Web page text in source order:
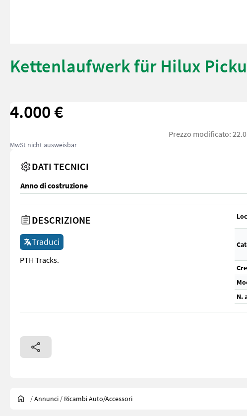
Kettenlaufwerk für Hilux
4.000 €
Prezzo modificato:
MwSt nicht ausweisbar
DATI TECNICI
Anno di costruzione
DESCRIZIONE
Traduci
PTH Tracks.
N.
/Annunci / Ricambi Auto/accessori